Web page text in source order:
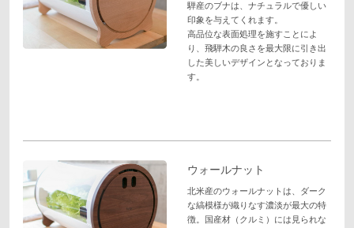
騨産のブナは、ナチュラルで優しい
印象を与えてくれます。
高品位な表面処理を施すことによ
り、飛騨木の良さを最大限に引き出
した美しいデザインとなっておりま
す。
ウォールナット
北米産のウォールナットは、ダーク
な縞模様が織りなす濃淡が最大の特
徴。国産材（クルミ）には見られな